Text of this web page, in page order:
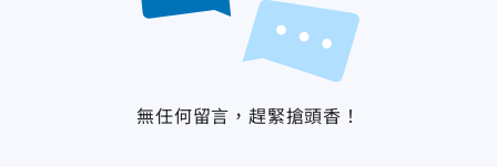
無任何留言，趕緊搶頭香！